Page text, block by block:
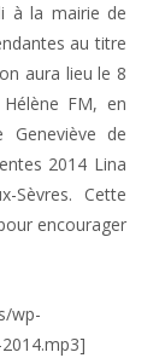
à la mairie de
au titre
aura lieu le 8
FM, en
Geneviève de
2014 Lina
Sèvres. Cette
encourager
wp-